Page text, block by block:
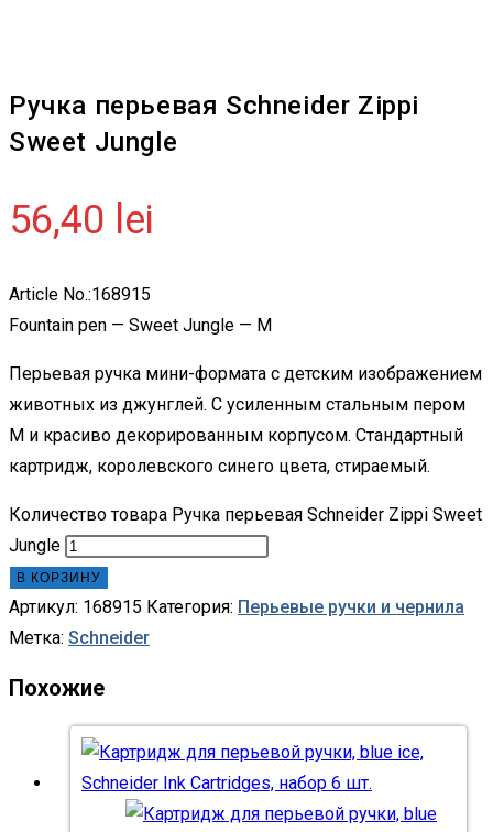
Ручка перьевая Schneider Zippi
Sweet Jungle
56,40 lei
Article No.:168915
Fountain pen — Sweet Jungle — M
Перьевая ручка мини-формата с детским изображением
животных из джунглей. С усиленным стальным пером
М и красиво декорированным корпусом. Стандартный
картридж, королевского синего цвета, стираемый.
Количество товара Ручка перьевая Schneider Zippi Sweet
Jungle
В КОРЗИНУ
Артикул: 168915 Категория: Перьевые ручки и чернила
Метка: Schneider
Похожие